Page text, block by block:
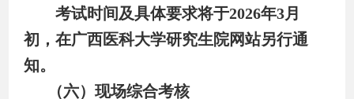
考试时间及具体要求将于2026年3月
初，在广西医科大学研究生院网站另行通
知。
（六）现场综合考核